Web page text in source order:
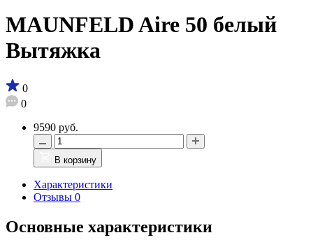
MAUNFELD Aire 50 белый
Вытяжка
0
0
9590 руб.
В корзину
Характеристики
Отзывы 0
Основные характеристики